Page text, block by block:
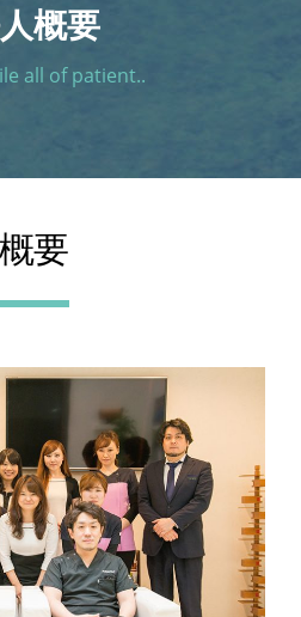
概要
all of patient..
概要